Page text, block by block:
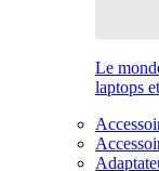
Le
laptops